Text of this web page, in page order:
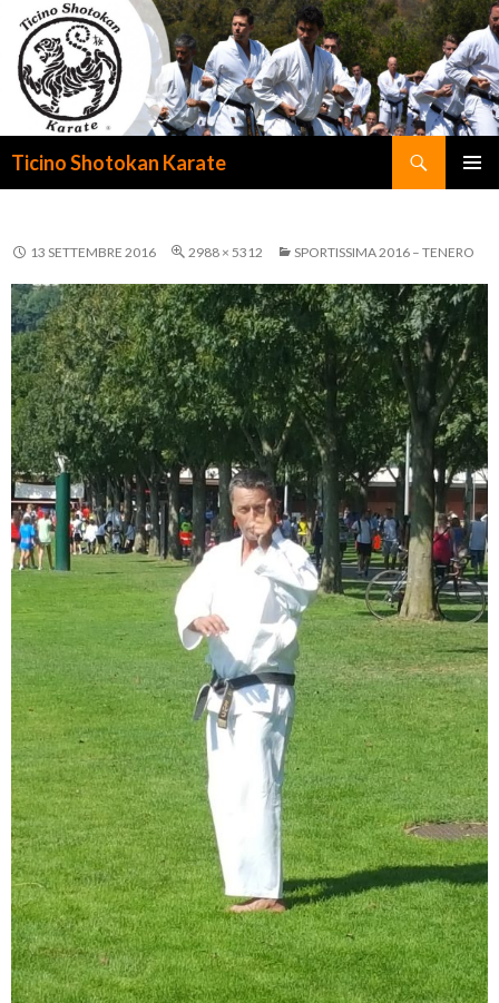
Ticino Shotokan Karate
13 SETTEMBRE 2016 2988 × 5312 SPORTISSIMA 2016 – TENERO